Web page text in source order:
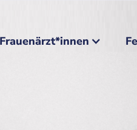
Frauenärzt*innen